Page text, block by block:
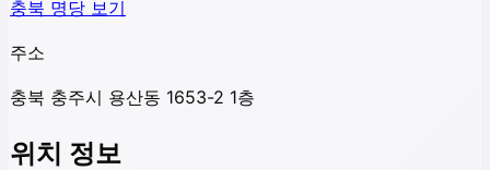
충북 명당 보기
주소
충북 충주시 용산동 1653-2 1층
위치 정보